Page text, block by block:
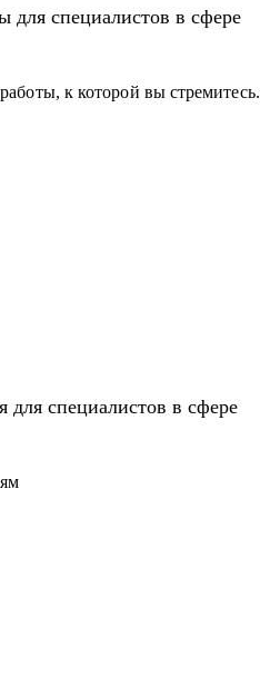
для специалистов в сфере
к которой вы стремитесь.
для специалистов в сфере